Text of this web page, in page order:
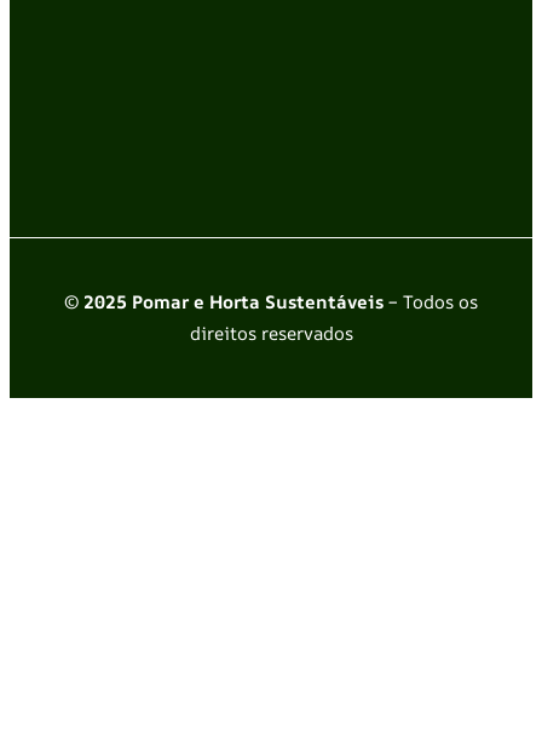
© 2025 Pomar e Horta Sustentáveis– Todos os
direitos reservados